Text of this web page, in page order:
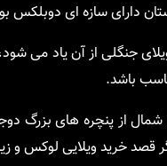
دارای سازه ای دوبلکس
جنگلی از آن یاد می
باشد.
شمال از پنچره های بزرگ
خرید ویلایی لوکس و